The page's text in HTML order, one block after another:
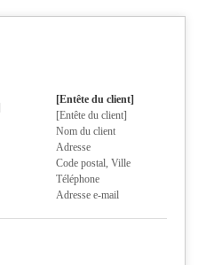
[Entête du client]
[Entête du client]
Nom du client
Adresse
Code postal, Ville
Téléphone
Adresse e-mail